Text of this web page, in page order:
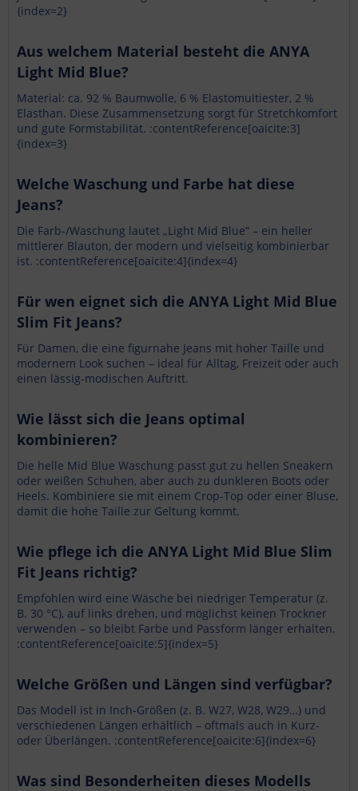
{index=2}
Aus welchem Material besteht die ANYA
Light Mid Blue?
Material: ca. 92 % Baumwolle, 6 % Elastomultiester, 2 %
Elasthan. Diese Zusammensetzung sorgt für Stretchkomfort
und gute Formstabilität. :contentReference[oaicite:3]
{index=3}
Welche Waschung und Farbe hat diese
Jeans?
Die Farb-/Waschung lautet „Light Mid Blue“ – ein heller
mittlerer Blauton, der modern und vielseitig kombinierbar
ist. :contentReference[oaicite:4]{index=4}
Für wen eignet sich die ANYA Light Mid Blue
Slim Fit Jeans?
Für Damen, die eine figurnahe Jeans mit hoher Taille und
modernem Look suchen – ideal für Alltag, Freizeit oder auch
einen lässig-modischen Auftritt.
Wie lässt sich die Jeans optimal
kombinieren?
Die helle Mid Blue Waschung passt gut zu hellen Sneakern
oder weißen Schuhen, aber auch zu dunkleren Boots oder
Heels. Kombiniere sie mit einem Crop-Top oder einer Bluse,
damit die hohe Taille zur Geltung kommt.
Wie pflege ich die ANYA Light Mid Blue Slim
Fit Jeans richtig?
Empfohlen wird eine Wäsche bei niedriger Temperatur (z.
B. 30 °C), auf links drehen, und möglichst keinen Trockner
verwenden – so bleibt Farbe und Passform länger erhalten.
:contentReference[oaicite:5]{index=5}
Welche Größen und Längen sind verfügbar?
Das Modell ist in Inch-Größen (z. B. W27, W28, W29…) und
verschiedenen Längen erhältlich – oftmals auch in Kurz-
oder Überlängen. :contentReference[oaicite:6]{index=6}
Was sind Besonderheiten dieses Modells